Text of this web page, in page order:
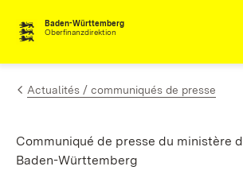
Passer au contenu
Baden-Württemberg
Oberfinanzdirektion
Actualités / communiqués de presse
Communiqué de presse du ministère
Baden-Württemberg